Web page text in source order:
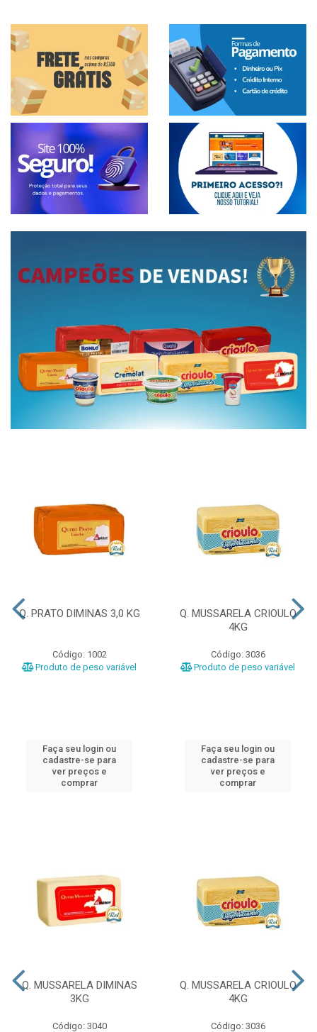
Q. PRATO DIMINAS 3,0 KG
Código: 1002
Produto de peso variável
Faça seu login ou
cadastre-se para
ver preços e
comprar
Q. MUSSARELA CRIOULO
4KG
Código: 3036
Produto de peso variável
Faça seu login ou
cadastre-se para
ver preços e
comprar
Q. MUSSARELA DIMINAS
3KG
Código: 3040
Q. MUSSARELA CRIOULO
4KG
Código: 3036